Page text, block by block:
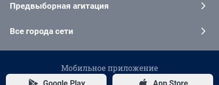
Предвыборная агитация
Все города сети
Мобильное приложение